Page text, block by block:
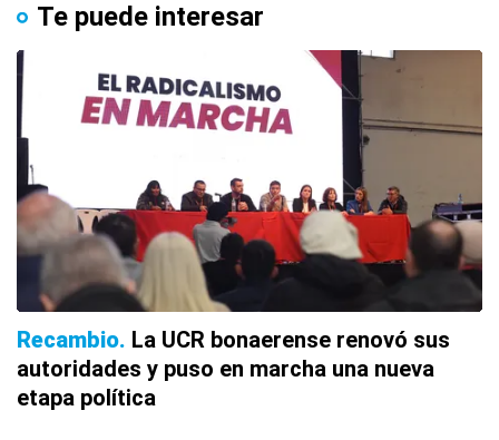
Te puede interesar
Recambio La UCR bonaerense renovó sus
autoridades y puso en marcha una nueva
etapa política